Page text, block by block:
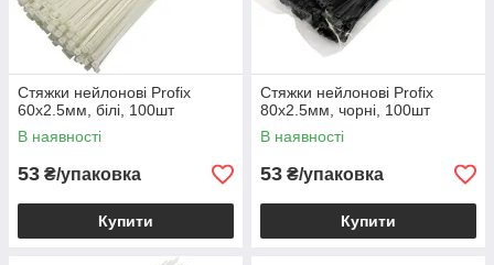
Стяжки нейлонові Profix
60х2.5мм, білі, 100шт
В наявності
53 ₴/упаковка
Купити
Стяжки нейлонові Profix
80х2.5мм, чорні, 100шт
В наявності
53 ₴/упаковка
Купити